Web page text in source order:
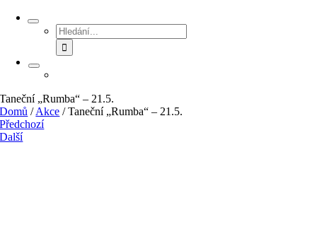
Hledat:
Taneční „Rumba“ – 21.5.
Domů /Akce /Taneční „Rumba“ – 21.5.
Předchozí
Další